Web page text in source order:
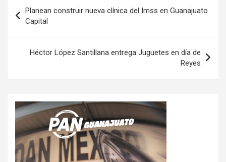
de
entradas
Planean construir nueva clínica del Imss en Guanajuato
Capital
Héctor López Santillana entrega Juguetes en día de
Reyes